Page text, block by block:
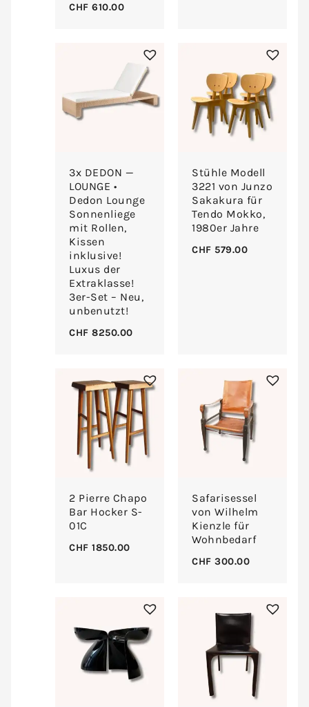
CHF 610.00
3x DEDON —
LOUNGE •
Dedon Lounge
Sonnenliege
mit Rollen,
Kissen
inklusive!
Luxus der
Extraklasse!
3er-Set – Neu,
unbenutzt!
CHF 8250.00
Stühle Modell
3221 von Junzo
Sakakura für
Tendo Mokko,
1980er Jahre
CHF 579.00
2 Pierre Chapo
Bar Hocker S-
01C
CHF 1850.00
Safarisessel
von Wilhelm
Kienzle für
Wohnbedarf
CHF 300.00